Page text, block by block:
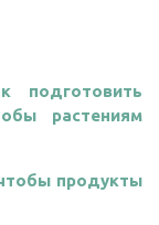
подготовить
растениям
продукты